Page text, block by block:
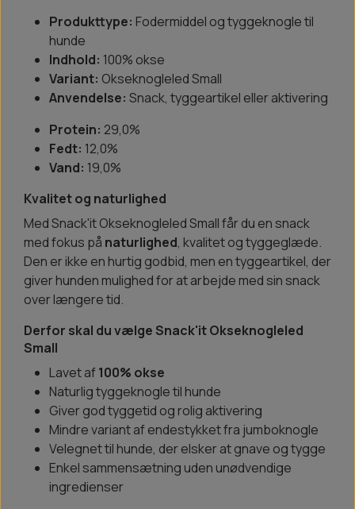
Produkttype: Fodermiddel og tyggeknogle til
hunde
Indhold: 100% okse
Variant: Okseknogleled Small
Anvendelse: Snack, tyggeartikel eller aktivering
Protein: 29,0%
Fedt: 12,0%
Vand: 19,0%
Kvalitet og naturlighed
Med Snack'it Okseknogleled Small får du en snack
med fokus på naturlighed, kvalitet og tyggeglæde.
Den er ikke en hurtig godbid, men en tyggeartikel, der
giver hunden mulighed for at arbejde med sin snack
over længere tid.
Derfor skal du vælge Snack'it Okseknogleled
Small
Lavet af100% okse
Naturlig tyggeknogle til hunde
Giver god tyggetid og rolig aktivering
Mindre variant af endestykket fra jumboknogle
Velegnet til hunde, der elsker at gnave og tygge
Enkel sammensætning uden unødvendige
ingredienser